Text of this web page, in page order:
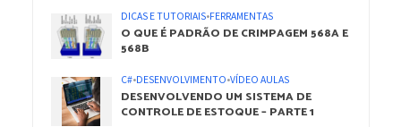
DICAS E TUTORIAIS•FERRAMENTAS
O QUE É PADRÃO DE CRIMPAGEM 568A E
568B
C#•DESENVOLVIMENTO•VÍDEO AULAS
DESENVOLVENDO UM SISTEMA DE
CONTROLE DE ESTOQUE – PARTE 1